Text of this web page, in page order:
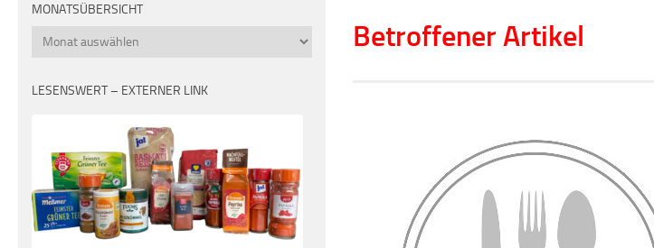
Betroffener Artikel
MONATSÜBERSICHT
Monatsübersicht
LESENSWERT – EXTERNER LINK